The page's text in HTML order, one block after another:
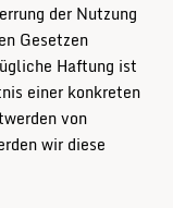
der Nutzung
Gesetzen
Haftung ist
einer konkreten
von
wir diese